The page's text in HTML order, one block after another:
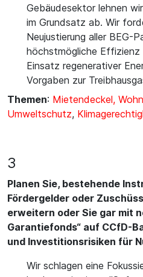
Gebäudesektor lehnen
im Grundsatz ab. Wir
Neujustierung aller BEG-
höchstmögliche Effizienz
Einsatz regenerativer
Vorgaben zur
Themen: Mietendeckel,
Umweltschutz,
3
Planen Sie, bestehende
Fördergelder oder
erweitern oder Sie gar mit
Garantiefonds“ auf CCfD-
und Investitionsrisiken für
Wir schlagen eine